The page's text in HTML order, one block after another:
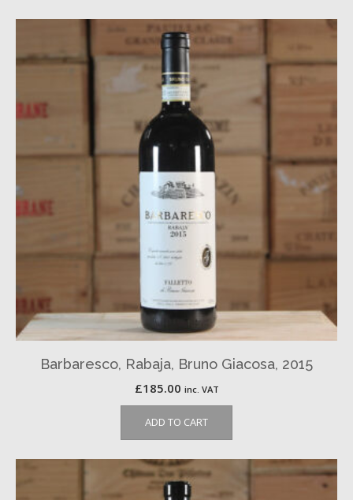
Barbaresco, Rabaja, Bruno Giacosa, 2015
£185.00 inc. VAT
ADD TO CART